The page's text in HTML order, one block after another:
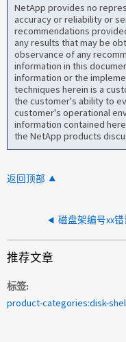
NetApp provides no
accuracy or reliability or
recommendations
any results that may be
observance of any
information in this
information or the
techniques herein is a
the customer's ability to
customer's operational
information contained
the NetApp products
返回顶部
推荐文章
标签
product-categories:disk-